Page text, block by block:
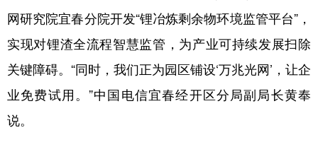
网研究院宜春分院开发“锂冶炼剩余物环境监管平台”，
实现对锂渣全流程智慧监管，为产业可持续发展扫除
关键障碍。“同时，我们正为园区铺设‘万兆光网’，让企
业免费试用。”中国电信宜春经开区分局副局长黄奉
说。